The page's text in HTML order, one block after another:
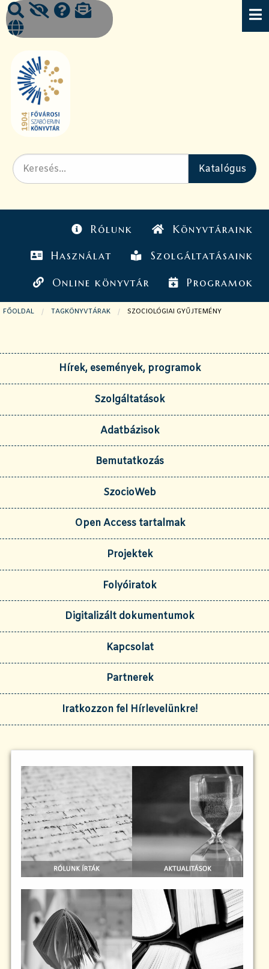
Rólunk Könyvtáraink
Használat Szolgáltatásaink
Online könyvtár Programok
FŐOLDAL TAGKÖNYVTÁRAK JELENLEGI OLDAL:
SZOCIOLÓGIAI GYŰJTEMÉNY
Hírek, események, programok
Szolgáltatások
Adatbázisok
Bemutatkozás
SzocioWeb
Open Access tartalmak
Projektek
Folyóiratok
Digitalizált dokumentumok
Kapcsolat
Partnerek
Iratkozzon fel Hírlevelünkre!